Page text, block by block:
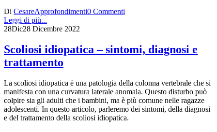
Di CesareApprofondimenti0 Commenti
Leggi di più...
28Dic28 Dicembre 2022
Scoliosi idiopatica – sintomi, diagnosi e
trattamento
La scoliosi idiopatica è una patologia della colonna vertebrale che si
manifesta con una curvatura laterale anomala. Questo disturbo può
colpire sia gli adulti che i bambini, ma è più comune nelle ragazze
adolescenti. In questo articolo, parleremo dei sintomi, della diagnosi
e del trattamento della scoliosi idiopatica.